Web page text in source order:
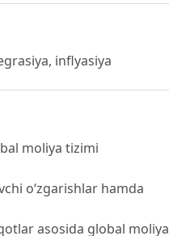
inflyasiya
moliya tizimi
oʻzgarishlar hamda
asosida global moliya